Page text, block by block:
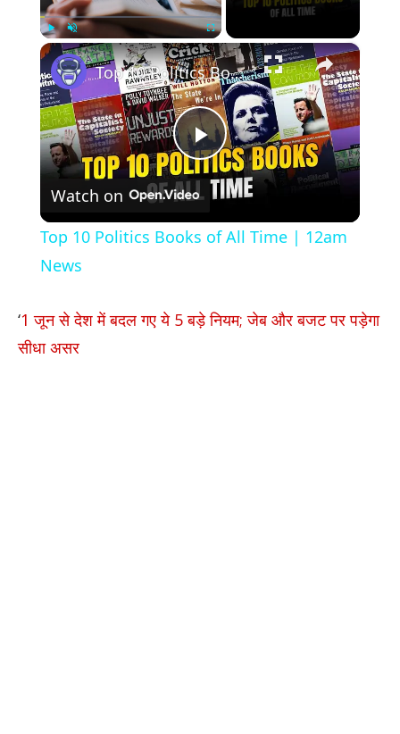
Play Unmute Fullscreen ×
Play
Video
Top 10 Politics Books of All Time | 12am News
Watch on
Top 10 Politics Books of All Time | 12am
News
‘​1 जून से देश में बदल गए ये 5 बड़े नियम; जेब और बजट पर पड़ेगा
सीधा असर